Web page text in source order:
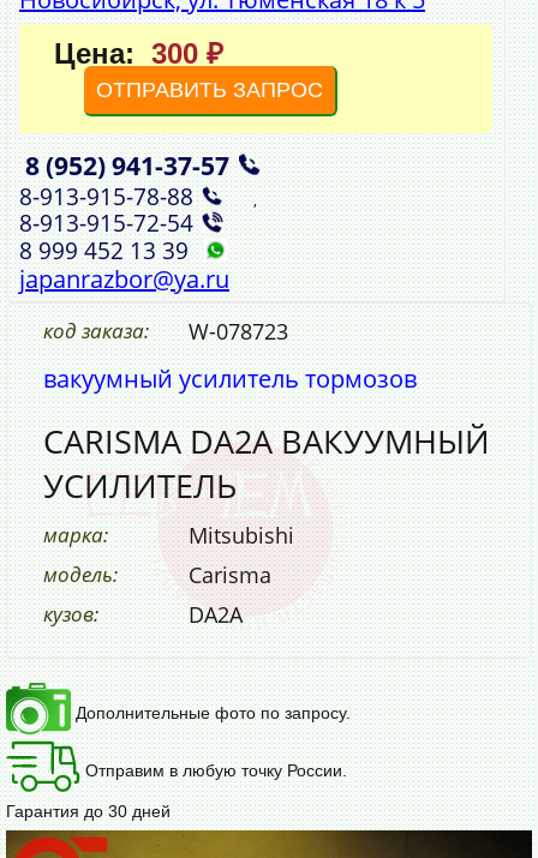
Цена: 300 ₽
ОТПРАВИТЬ ЗАПРОС
8 (952)941‑37‑57 ,
8‑913‑915‑78‑88 ,
8‑913‑915‑72‑54
8 999 452 13 39
japanrazbor@ya.ru
код заказа: W-078723
вакуумный усилитель тормозов
CARISMA DA2A ВАКУУМНЫЙ
УСИЛИТЕЛЬ
марка: Mitsubishi
модель: Carisma
кузов: DA2A
Дополнительные фото по запросу.
Отправим в любую точку России.
Гарантия до 30 дней